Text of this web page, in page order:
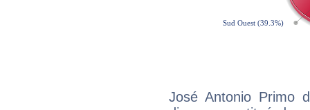
José Antonio Primo